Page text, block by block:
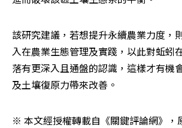
該研究建議，若想提升永續農業力度，
入在農業生態管理及實踐，以此對蚯蚓
落有更深入且通盤的認識，這樣才有機
及土壤復原力帶來改善。
※ 本文經授權轉載自《關鍵評論網》，